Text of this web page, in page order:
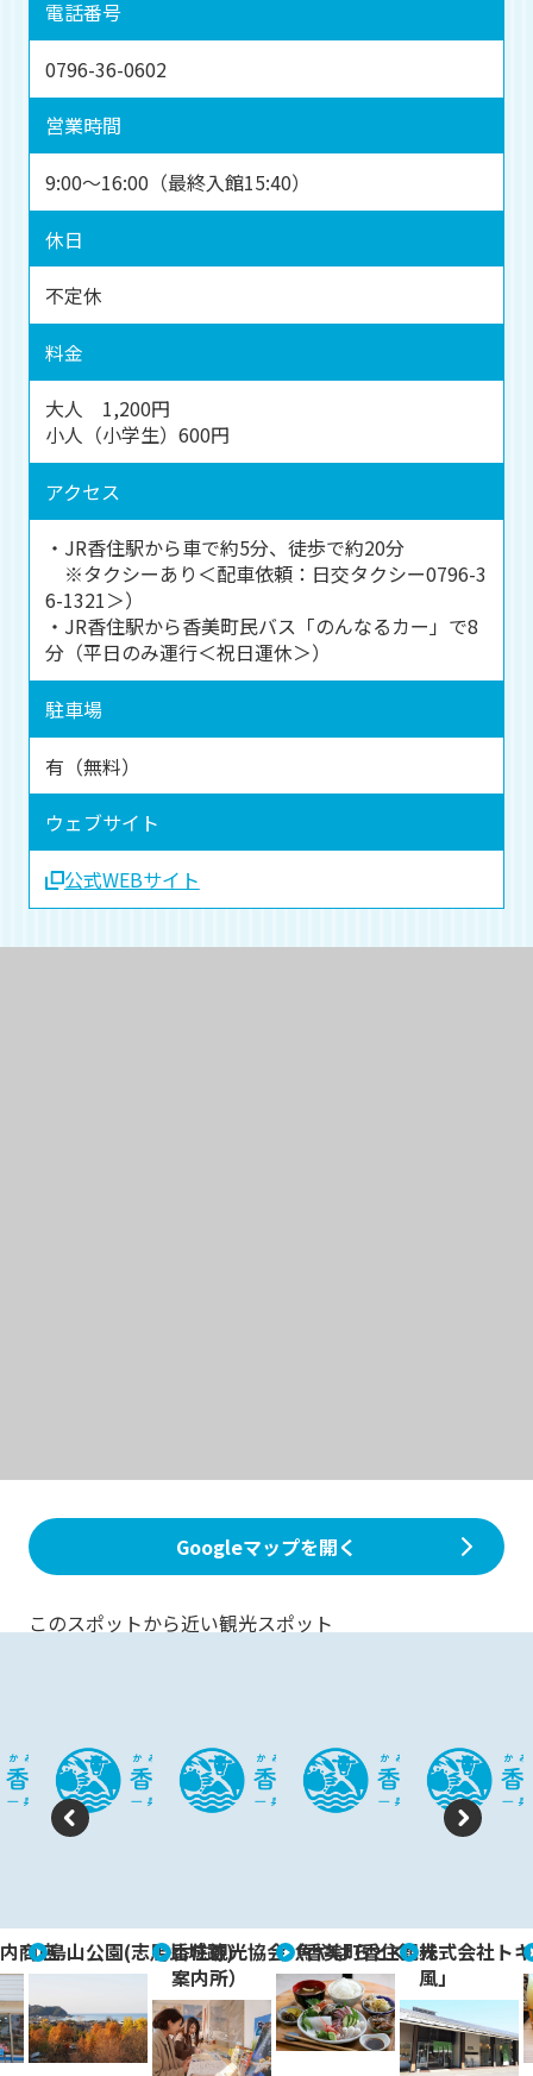
電話番号
0796-36-0602
営業時間
9:00～16:00（最終入館15:40）
休日
不定休
料金
大人 1,200円
小人（小学生）600円
アクセス
・JR香住駅から車で約5分、徒歩で約20分
※タクシーあり＜配車依頼：日交タクシー0796-3
6-1321＞）
・JR香住駅から香美町民バス「のんなるカー」で8
分（平日のみ運行＜祝日運休＞）
駐車場
有（無料）
ウェブサイト
公式WEBサイト
Googleマップを開く
このスポットから近い観光スポット
vi
o
u
s
xt
商店島山公園(志馬比城跡)香住観光協会（香美町香住観光
案内所）
魚やはらとく 株式会社ト
風」